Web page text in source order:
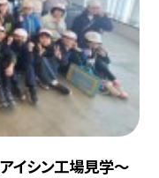
アイシン工場見学～